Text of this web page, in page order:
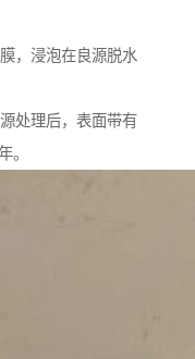
，浸泡在良源脱水
处理后，表面带有
。